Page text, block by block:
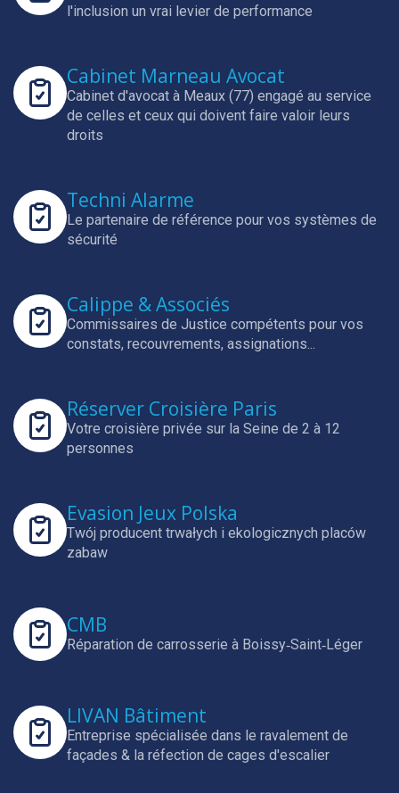
l'inclusion un vrai levier de performance
Cabinet Marneau Avocat
Cabinet d'avocat à Meaux (77) engagé au service
de celles et ceux qui doivent faire valoir leurs
droits
Techni Alarme
Le partenaire de référence pour vos systèmes de
sécurité
Calippe & Associés
Commissaires de Justice compétents pour vos
constats, recouvrements, assignations...
Réserver Croisière Paris
Votre croisière privée sur la Seine de 2 à 12
personnes
Evasion Jeux Polska
Twój producent trwałych i ekologicznych placów
zabaw
CMB
Réparation de carrosserie à Boissy‑Saint‑Léger
LIVAN Bâtiment
Entreprise spécialisée dans le ravalement de
façades & la réfection de cages d'escalier